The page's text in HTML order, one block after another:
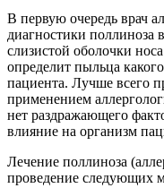
В первую очередь врач
диагностики поллиноза
слизистой оболочки
определит пыльца
пациента. Лучше всего
применением
нет раздражающего
влияние на организм
Лечение поллиноза
проведение следующих